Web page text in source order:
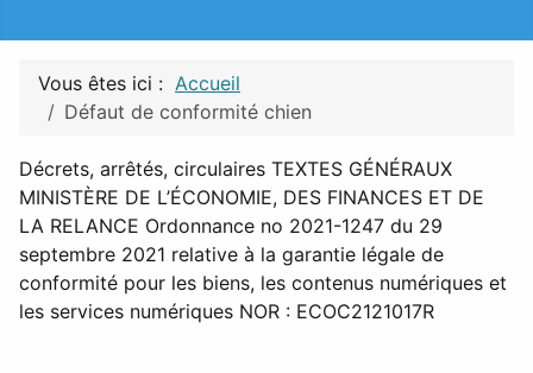
Vous êtes ici : Accueil
Défaut de conformité chien
Décrets, arrêtés, circulaires TEXTES GÉNÉRAUX
MINISTÈRE DE L’ÉCONOMIE, DES FINANCES ET DE
LA RELANCE Ordonnance no 2021-1247 du 29
septembre 2021 relative à la garantie légale de
conformité pour les biens, les contenus numériques et
les services numériques NOR : ECOC2121017R